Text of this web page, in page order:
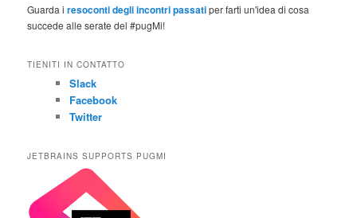
Guarda iresoconti degli incontri passatiper farti un'idea di cosa
succede alle serate del #pugMi!
TIENITI IN CONTATTO
Slack
Facebook
Twitter
JETBRAINS SUPPORTS PUGMI